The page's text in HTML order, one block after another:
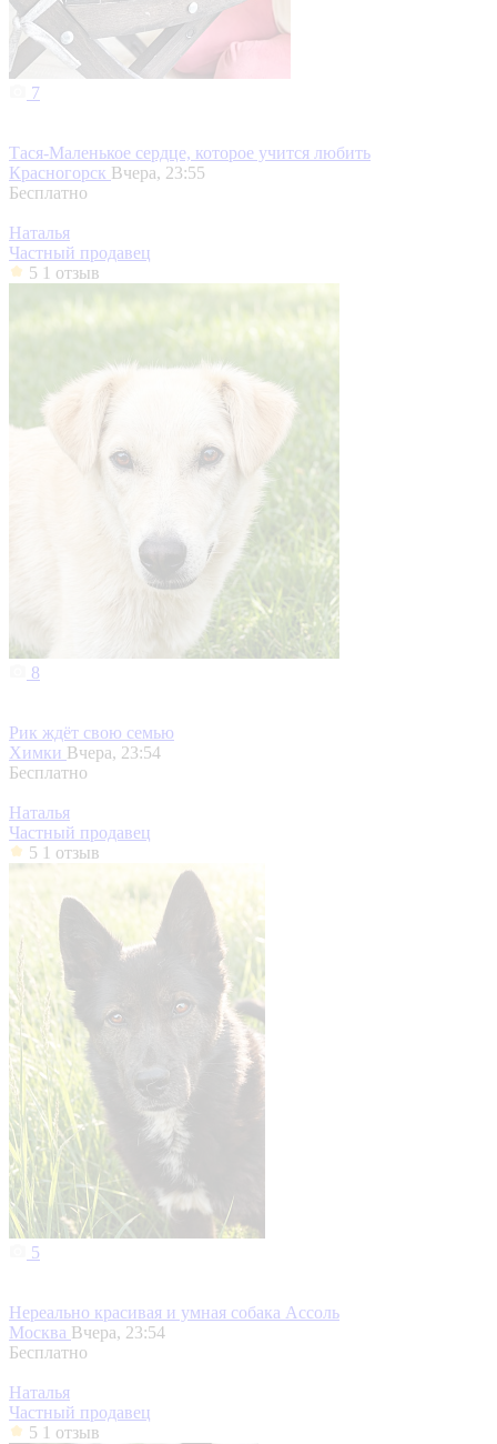
7
Тася-Маленькое сердце, которое учится любить
Красногорск Вчера, 23:55
Бесплатно
Наталья
Частный продавец
5 1 отзыв
8
Рик ждёт свою семью
Химки Вчера, 23:54
Бесплатно
Наталья
Частный продавец
5 1 отзыв
5
Нереально красивая и умная собака Ассоль
Москва Вчера, 23:54
Бесплатно
Наталья
Частный продавец
5 1 отзыв